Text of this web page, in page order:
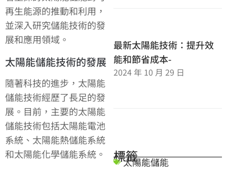
再生能源的推動和利用，
並深入研究儲能技術的發
展和應用領域。
太陽能儲能技術的發展
隨著科技的進步，太陽能
儲能技術經歷了長足的發
展。目前，主要的太陽能
儲能技術包括太陽能電池
系統、太陽能熱儲能系統
和太陽能化學儲能系統。
最新太陽能技術：提升效
能和節省成本-
2024 年 10 月 29 日
標籤
太陽能儲能